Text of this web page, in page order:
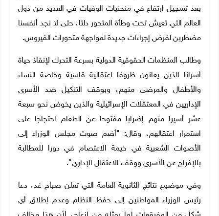
بعد تسجيل ارتفاع في منحنيات الوفيات في العديد من دول
العالم التي تعيش تحت وطأة المتحور دلتا، حتى لا نجد أنفسنا
مضطرين لفرض إجراءات جديدة لمواجهة متحورات الفيروس.
وطالب المنظمات الحقوقية الدولية بسرعة التحرك لإنقاذ حياة
أسرانا الذين يعانون ظروفا اعتقالية قاسية وخاصة النساء
والأطفال والمرضى منهم، وبوقف التنكيل ضد الأسرى
الإداريين في المعتقلات الإسرائيلية والذين يخوض نحو سبعة
عشر أسيرا منهم إضرابا مفتوحا عن الطعام احتجاجا على
استمرار اعتقالهم، وقال: "أضم صوت مجلس الوزراء إلى
الأصوات الشعبية في خيمة الاعتصام في دورا للمطالبة
بالإفراج عن الأسرى ووقف الاعتقال الإداري".
وفي موضوع نتائج الثانوية العامة التي تعلن صباح غد، دعا
رئيس الوزراء المواطنين إلى حفظ النظام وعدم إطلاق أي